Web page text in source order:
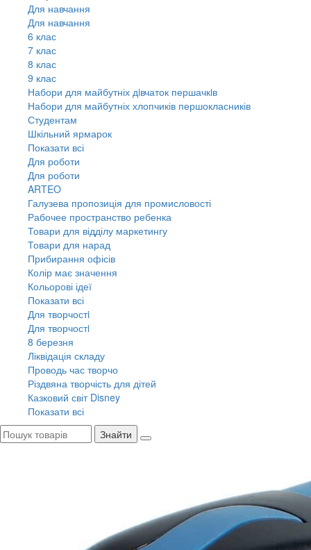
Для навчання
Для навчання
6 клас
7 клас
8 клас
9 клас
Набори для майбутніх дiвчаток першачкiв
Набори для майбутніх хлопчиків першокласників
Студентам
Шкільний ярмарок
Показати всі
Для роботи
Для роботи
ARTEO
Галузева пропозиція для промисловості
Рабочее пространство ребенка
Товари для відділу маркетингу
Товари для нарад
Прибирання офісів
Колір має значення
Кольорові ідеї
Показати всі
Для творчостi
Для творчостi
8 березня
Ліквідація складу
Проводь час творчо
Різдвяна творчість для дітей
Казковий світ Disney
Показати всі
Знайти